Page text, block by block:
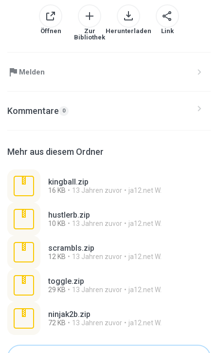
Öffnen
Zur
Bibliothek
Herunterladen Link
Melden
Kommentare 0
Mehr aus diesem Ordner
kingball.zip
16 KB 13 Jahren zuvor ja12.net W.
hustlerb.zip
10 KB 13 Jahren zuvor ja12.net W.
scrambls.zip
12 KB 13 Jahren zuvor ja12.net W.
toggle.zip
29 KB 13 Jahren zuvor ja12.net W.
ninjak2b.zip
72 KB 13 Jahren zuvor ja12.net W.